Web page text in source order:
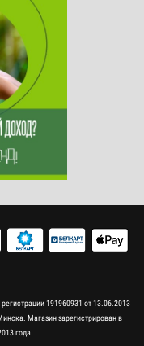
191960931 от 13.06.2013
Магазин зарегистрирован в
года